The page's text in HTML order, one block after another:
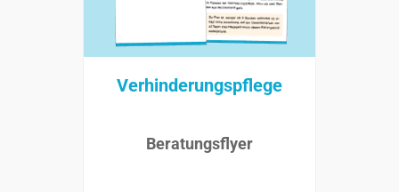
Verhinderungspflege
Beratungsflyer